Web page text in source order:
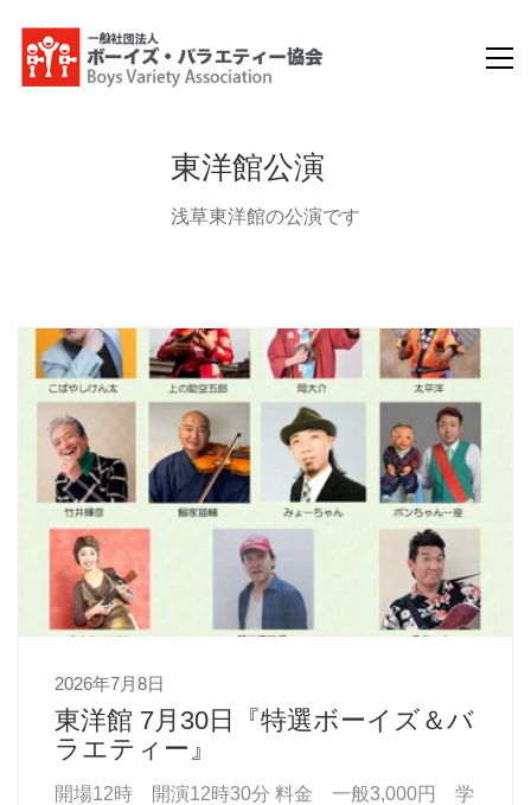
東洋館公演
浅草東洋館の公演です
2026年7月8日
東洋館 7月30日『特選ボーイズ＆バ
ラエティー』
開場12時 開演12時30分 料金 一般3,000円 学